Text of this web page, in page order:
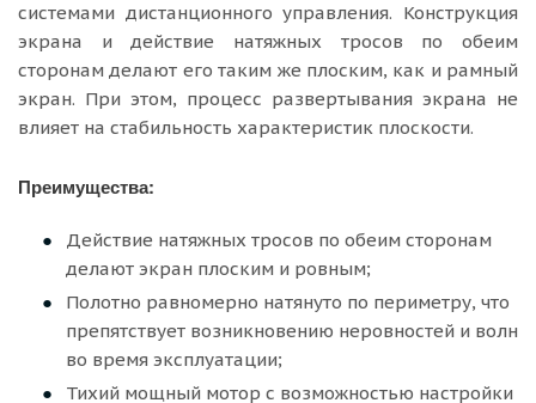
системами дистанционного управления. Конструкция
экрана и действие натяжных тросов по обеим
сторонам делают его таким же плоским, как и рамный
экран. При этом, процесс развертывания экрана не
влияет на стабильность характеристик плоскости.
Преимущества:
Действие натяжных тросов по обеим сторонам
делают экран плоским и ровным;
Полотно равномерно натянуто по периметру, что
препятствует возникновению неровностей и волн
во время эксплуатации;
Тихий мощный мотор с возможностью настройки